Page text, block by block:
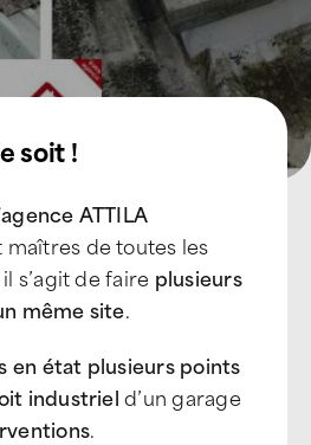
soit !
ATTILA
maîtres de toutes les
s’agit de faire plusieurs
même site.
en état plusieurs points
industrield’un garage
.